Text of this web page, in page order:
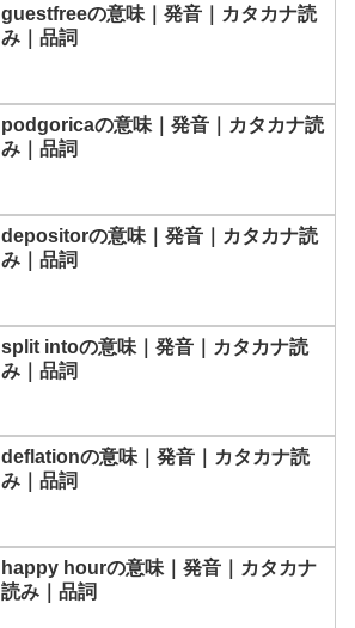
guestfreeの意味｜発音｜カタカナ読
み｜品詞
podgoricaの意味｜発音｜カタカナ読
み｜品詞
depositorの意味｜発音｜カタカナ読
み｜品詞
split intoの意味｜発音｜カタカナ読
み｜品詞
deflationの意味｜発音｜カタカナ読
み｜品詞
happy hourの意味｜発音｜カタカナ
読み｜品詞